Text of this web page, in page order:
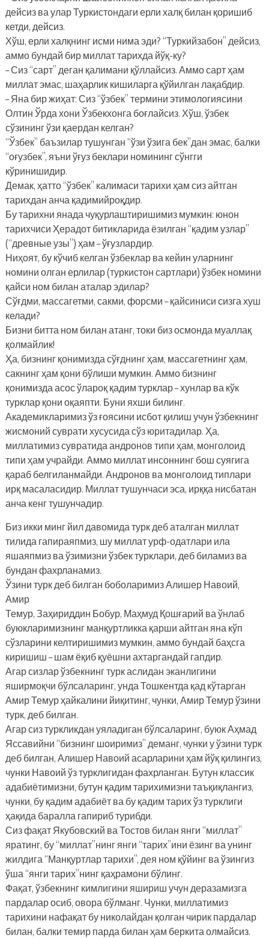
дейсиз ва улар Туркистондаги ерли халқ билан қоришиб
кетди, дейсиз.
Хўш, ерли халқнинг исми нима эди? “Туркийзабон” дейсиз,
аммо бундай бир миллат тарихда йўқ-ку?
– Сиз “сарт” деган қалимани қўллайсиз. Аммо сарт ҳам
миллат эмас, шаҳарлик кишиларга қўйилган лақабдир.
– Яна бир жиҳат: Сиз “ўзбек” термини этимологиясини
Олтин Ўрда хони Ўзбекхонга боғлайсиз. Хўш, ўзбек
сўзининг ўзи қаердан келган?
“Ўзбек” баъзилар тушунган “ўзи ўзига бек”дан эмас, балки
“оғузбек”, яъни ўғуз беклари номининг сўнгги
кўринишидир.
Демак, ҳатто “ўзбек” калимаси тарихи ҳам сиз айтган
тарихдан анча қадимийроқдир.
Бу тарихни янада чуқурлаштиришимиз мумкин: юнон
тарихчиси Ҳерадот битикларида ёзилган “қадим узлар”
(“древные узы”) ҳам – ўғузлардир.
Ниҳоят, бу кўчиб келган ўзбеклар ва кейин уларнинг
номини олган ерлилар (туркистон сартлари) ўзбек номини
қайси ном билан аталар эдилар?
Сўғдми, массагетми, сакми, форсми – қайсиниси сизга хуш
келади?
Бизни битта ном билан атанг, токи биз осмонда муаллақ
қолмайлик!
Ҳа, бизнинг қонимизда сўғднинг ҳам, массагетнинг ҳам,
сакнинг ҳам қони бўлиши мумкин. Аммо бизнинг
қонимизда асос ўлароқ қадим турклар – хунлар ва кўк
турклар қони оқаяпти. Буни яхши билинг.
Академикларимиз ўз ғоясини исбот қилиш учун ўзбекнинг
жисмоний суврати хусусида сўз юритадилар. Ҳа,
миллатимиз сувратида андронов типи ҳам, монголоид
типи ҳам учрайди. Аммо миллат инсоннинг бош суягига
қараб белгиланмайди. Андронов ва монголоид типлари
ирқ масаласидир. Миллат тушунчаси эса, ирққа нисбатан
анча кенг тушунчадир.
Биз икки минг йил давомида турк деб аталган миллат
тилида гапираяпмиз, шу миллат урф-одатлари ила
яшаяпмиз ва ўзимизни ўзбек турклари, деб биламиз ва
бундан фахрланамиз.
Ўзини турк деб билган боболаримиз Алишер Навоий,
Амир
Темур, Заҳириддин Бобур, Маҳмуд Қошғарий ва ўнлаб
буюкларимизнинг манқуртликка қарши айтган яна кўп
сўзларини келтиришимиз мумкин, аммо бундай баҳсга
киришиш – шам ёқиб қуёшни ахтаргандай гапдир.
Агар сизлар ўзбекнинг турк аслидан эканлигини
яширмоқчи бўлсаларинг, унда Тошкентда қад кўтарган
Амир Темур ҳайкалини йиқитинг, чунки, Амир Темур ўзини
турк, деб билган.
Агар сиз туркликдан уяладиган бўлсаларинг, буюк Аҳмад
Яссавийни “бизнинг шоиримиз” деманг, чунки у ўзини турк
деб билган, Алишер Навоий асарларини ҳам йўқ қилингиз,
чунки Навоий ўз турклигидан фахрланган. Бутун классик
адабиётимизни, бутун қадим тарихимизни таъқиқлангиз,
чунки, бу қадим адабиёт ва бу қадим тарих ўз турклиги
ҳақида баралла гапириб турибди.
Сиз фақат Якубовский ва Тостов билан янги “миллат”
яратинг, бу “миллат”нинг янги “тарих”ини ёзинг ва унинг
жилдига “Манқуртлар тарихи”, дея ном қўйинг ва ўзингиз
ўша “янги тарих”нинг қаҳрамони бўлинг.
Фақат, ўзбекнинг кимлигини яшириш учун деразамизга
пардалар осиб, овора бўлманг. Чунки, миллатимиз
тарихини нафақат бу николайдан қолган чирик пардалар
билан, балки темир парда билан ҳам беркита олмайсиз.